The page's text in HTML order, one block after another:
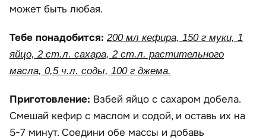
может быть любая.
Тебе понадобится: 200 мл кефира, 150 г муки, 1
яйцо, 2 ст.л. сахара, 2 ст.л. растительного
масла, 0,5 ч.л. соды, 100 г джема.
Приготовление: Взбей яйцо с сахаром добела.
Смешай кефир с маслом и содой, и оставь их на
5-7 минут. Соедини обе массы и добавь